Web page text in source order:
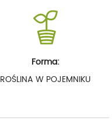
Forma:
ROŚLINA W POJEMNIKU